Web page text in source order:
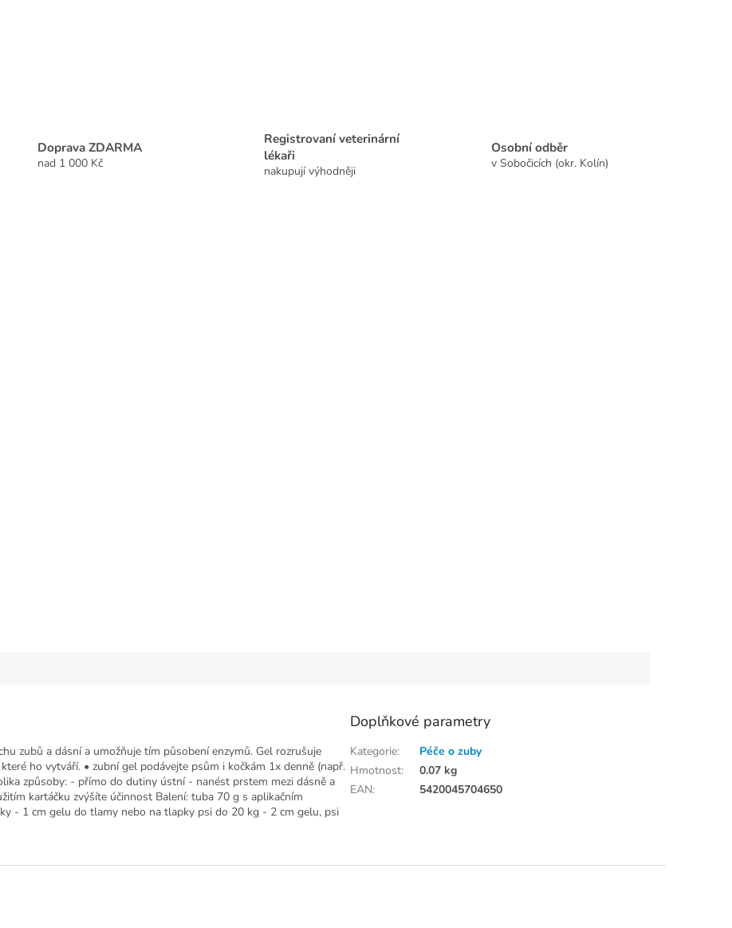
Doprava ZDARMA
nad 1 000 Kč
Registrovaní veterinární
lékaři
nakupují výhodněji
Osobní odběr
v Sobočicích (okr. Kolín)
zubů a dásní a umožňuje tím působení enzymů. Gel rozrušuje
ho vytváří. • zubní gel podávejte psům i kočkám 1x denně (např.
způsoby: - přímo do dutiny ústní - nanést prstem mezi dásně a
kartáčku zvýšíte účinnost Balení: tuba 70 g s aplikačním
- 1 cm gelu do tlamy nebo na tlapky psi do 20 kg - 2 cm gelu, psi
Doplňkové parametry
Kategorie:
Péče o zuby
Hmotnost:
0.07 kg
EAN: 5420045704650